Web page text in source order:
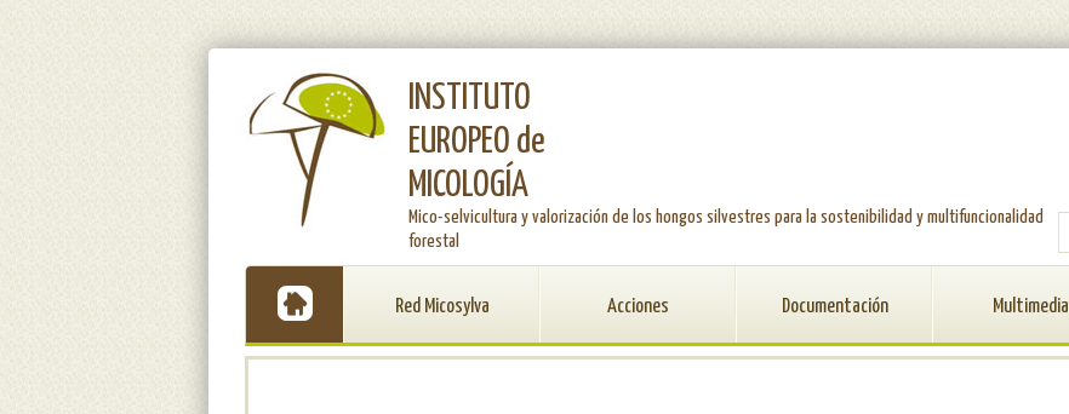
INSTITUTO
EUROPEO de
MICOLOGÍA
Mico-selvicultura y valorización de los hongos silvestres para la sostenibilidad y multifuncionalidad
forestal
Red Micosylva Acciones Documentación Multimedia